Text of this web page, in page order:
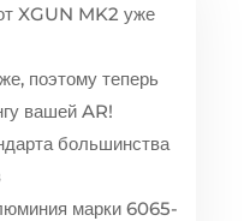
XGUN MK2 уже
поэтому теперь
вашей AR!
большинства
марки 6065-